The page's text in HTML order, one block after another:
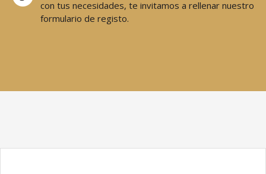
con tus necesidades, te invitamos a rellenar nuestro
formulario de registo.